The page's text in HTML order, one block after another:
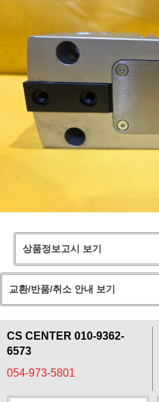
상품정보고시 보기
교환/반품/취소 안내 보기
CS CENTER 010-9362-
6573
054-973-5801